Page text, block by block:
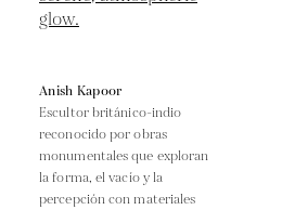
Anish Kapoor
Escultor británico-indio
reconocido por obras
monumentales que exploran
la forma, el vacío y la
percepción con materiales